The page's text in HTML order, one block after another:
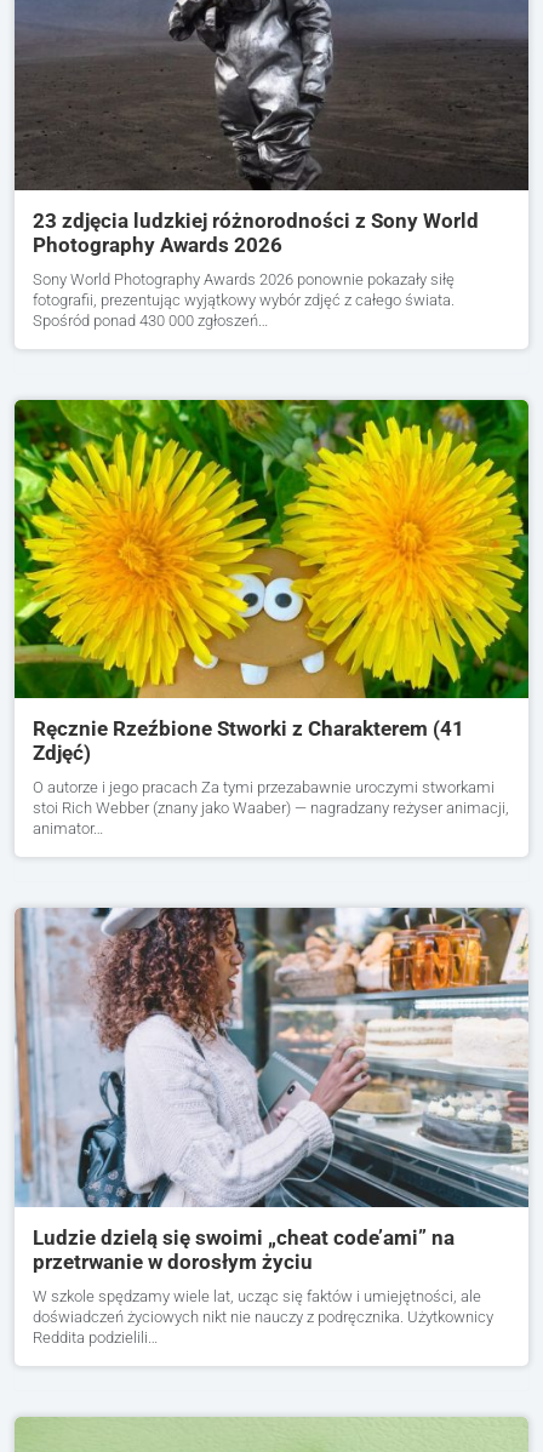
23 zdjęcia ludzkiej różnorodności z Sony World
Photography Awards 2026
Sony World Photography Awards 2026 ponownie pokazały siłę
fotografii, prezentując wyjątkowy wybór zdjęć z całego świata.
Spośród ponad 430 000 zgłoszeń…
Ręcznie Rzeźbione Stworki z Charakterem (41
Zdjęć)
O autorze i jego pracach Za tymi przezabawnie uroczymi stworkami
stoi Rich Webber (znany jako Waaber) — nagradzany reżyser animacji,
animator…
Ludzie dzielą się swoimi „cheat code’ami” na
przetrwanie w dorosłym życiu
W szkole spędzamy wiele lat, ucząc się faktów i umiejętności, ale
doświadczeń życiowych nikt nie nauczy z podręcznika. Użytkownicy
Reddita podzielili…